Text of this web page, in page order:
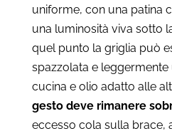
uniforme, con una patina
una luminosità viva sotto
quel punto la griglia può
spazzolata e
cucina e olio adatto alle
gesto deve rimanere
eccesso cola sulla brace,